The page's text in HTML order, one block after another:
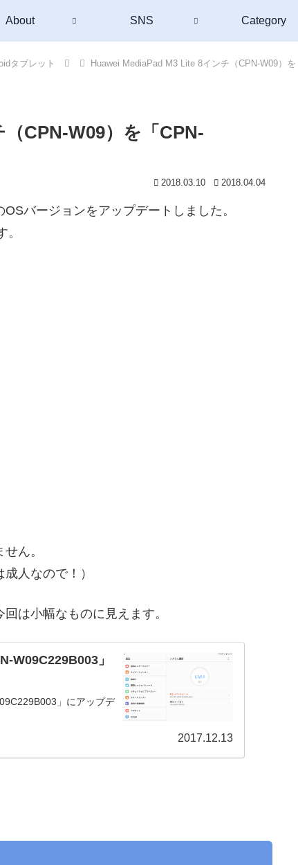
About SNS Category
タブレット Huawei MediaPad M3 Lite 8インチ（CPN-W09）
CPN-W09）を「CPN-
2018.03.10 2018.04.04
OSバージョンをアップデートしました。
ん。
人なので！）
は小幅なものに見えます。
W09C229B003」
」にアップデ
2017.12.13